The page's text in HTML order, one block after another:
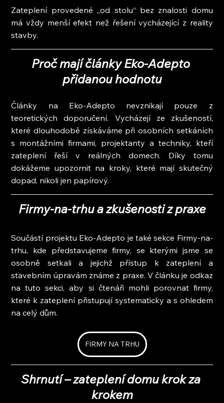
Zateplení provedené „od stolu“ bez znalosti domu
má vždy menší efekt než řešení vycházející z reality
stavby.
Proč mají články Eko-Adepto
přidanou hodnotu
Články na Eko-Adepto nevznikají pouze z
teoretických doporučení. Vycházejí ze zkušeností,
které dlouhodobě získáváme při osobních setkáních
s montážními firmami, projektanty a techniky, kteří
zateplení řeší v reálných domech. Díky tomu
dokážeme upozornit na kroky, které mají skutečný
dopad, nikoli jen papírový.
Firmy-na-trhu a zkušenosti z praxe
Součástí projektu Eko-Adepto je také sekce Firmy-na-
trhu, kde představujeme firmy, se kterými jsme se
osobně setkali a jejichž přístup k zateplení a
stavebním úpravám známe z praxe. V článku je odkaz
na tuto sekci, aby si čtenáři mohli porovnat firmy,
které k zateplení přistupují systematicky a s ohledem
na celý dům.
FIRMY NA TRHU
Shrnutí – zateplení domu krok za
krokem